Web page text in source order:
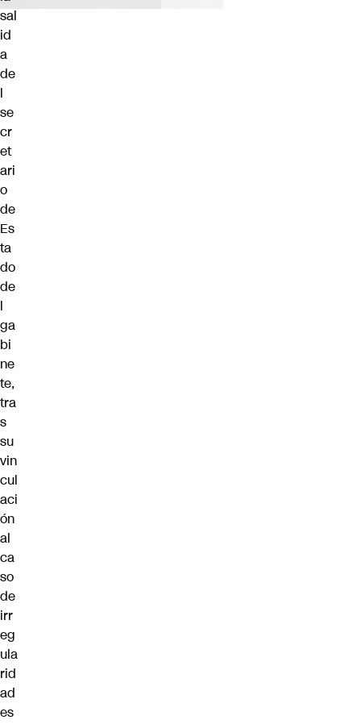
sal
id
a
de
l
se
cr
et
ari
o
de
Es
ta
do
de
l
ga
bi
ne
te,
tra
s
su
vin
cul
aci
ón
al
ca
so
de
irr
eg
ula
rid
ad
es